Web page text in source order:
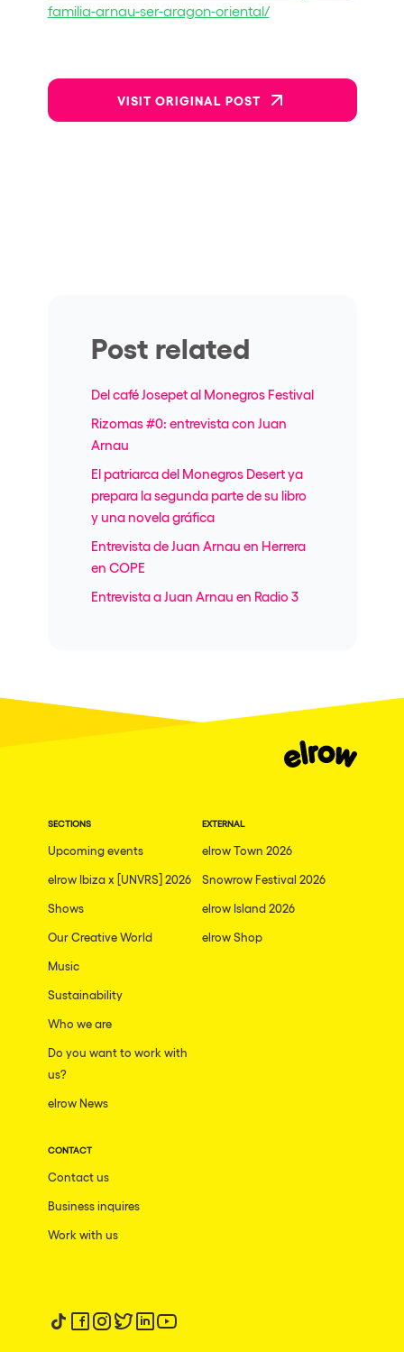
familia-arnau-ser-aragon-oriental/
VISIT ORIGINAL POST
Post related
Del café Josepet al Monegros Festival
Rizomas #0: entrevista con Juan
Arnau
El patriarca del Monegros Desert ya
prepara la segunda parte de su libro
y una novela gráfica
Entrevista de Juan Arnau en Herrera
en COPE
Entrevista a Juan Arnau en Radio 3
SECTIONS
Upcoming events
elrow Ibiza x [UNVRS] 2026
Shows
Our Creative World
Music
Sustainability
Who we are
Do you want to work with
us?
elrow News
EXTERNAL
elrow Town 2026
Snowrow Festival 2026
elrow Island 2026
elrow Shop
CONTACT
Contact us
Business inquires
Work with us
Follow us on tiktok
Follow us on facebook
Follow us on instagram
Follow us on twitter
Follow us on linkedin
Follow us on youtube